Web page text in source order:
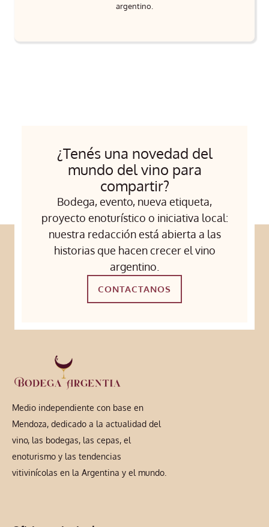
argentino.
¿Tenés una novedad del
mundo del vino para
compartir?
Bodega, evento, nueva etiqueta,
proyecto enoturístico o iniciativa local:
nuestra redacción está abierta a las
historias que hacen crecer el vino
argentino.
CONTACTANOS
Medio independiente con base en
Mendoza, dedicado a la actualidad del
vino, las bodegas, las cepas, el
enoturismo y las tendencias
vitivinícolas en la Argentina y el mundo.